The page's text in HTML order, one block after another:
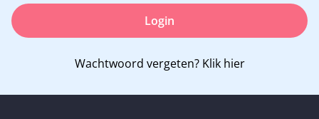
Login
Wachtwoord vergeten? Klik hier